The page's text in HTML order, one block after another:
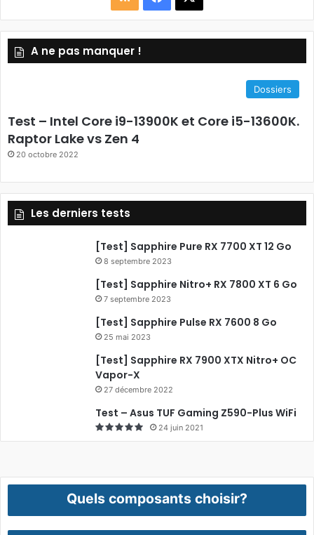
S
S
a
k
A ne pas manquer !
Dossiers
Test – Intel Core i9-13900K et Core i5-13600K.
Raptor Lake vs Zen 4
20 octobre 2022
Les derniers tests
[Test] Sapphire Pure RX 7700 XT 12 Go
8 septembre 2023
[Test] Sapphire Nitro+ RX 7800 XT 6 Go
7 septembre 2023
[Test] Sapphire Pulse RX 7600 8 Go
25 mai 2023
[Test] Sapphire RX 7900 XTX Nitro+ OC
Vapor-X
27 décembre 2022
Test – Asus TUF Gaming Z590-Plus WiFi
24 juin 2021
Quels composants choisir?